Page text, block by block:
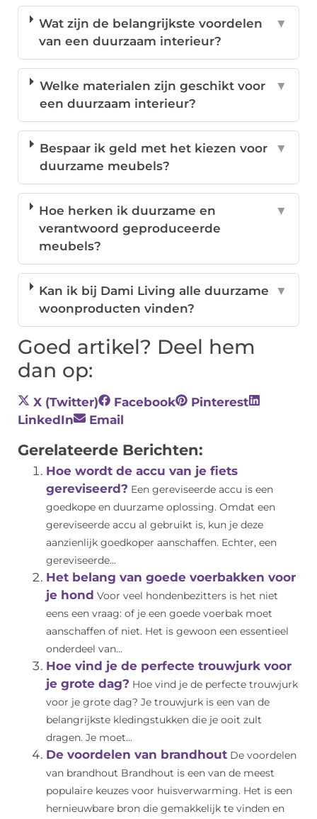
Wat zijn de belangrijkste voordelen
van een duurzaam interieur?
▼
Welke materialen zijn geschikt voor
een duurzaam interieur?
▼
Bespaar ik geld met het kiezen voor
duurzame meubels?
▼
Hoe herken ik duurzame en
verantwoord geproduceerde
meubels?
▼
Kan ik bij Dami Living alle duurzame
woonproducten vinden?
▼
Goed artikel? Deel hem
dan op:
X (Twitter) Facebook
Pinterest
LinkedIn
Email
Gerelateerde Berichten:
Hoe wordt de accu van je fiets
gereviseerd? Een gereviseerde accu is een
goedkope en duurzame oplossing. Omdat een
gereviseerde accu al gebruikt is, kun je deze
aanzienlijk goedkoper aanschaffen. Echter, een
gereviseerde...
Het belang van goede voerbakken voor
je hond Voor veel hondenbezitters is het niet
eens een vraag: of je een goede voerbak moet
aanschaffen of niet. Het is gewoon een essentieel
onderdeel van...
Hoe vind je de perfecte trouwjurk voor
je grote dag? Hoe vind je de perfecte trouwjurk
voor je grote dag? Je trouwjurk is een van de
belangrijkste kledingstukken die je ooit zult
dragen. Je moet...
De voordelen van brandhout De voordelen
van brandhout Brandhout is een van de meest
populaire keuzes voor huisverwarming. Het is een
hernieuwbare bron die gemakkelijk te vinden en